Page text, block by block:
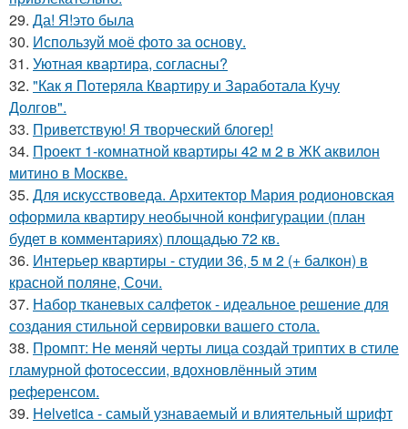
29. Да! Я!это была
30. Используй моё фото за основу.
31. Уютная квартира, согласны?
32. "Как я Потеряла Квартиру и Заработала Кучу
Долгов".
33. Приветствую! Я творческий блогер!
34. Проект 1-комнатной квартиры 42 м 2 в ЖК аквилон
митино в Москве.
35. Для искусствоведа. Архитектор Мария родионовская
оформила квартиру необычной конфигурации (план
будет в комментариях) площадью 72 кв.
36. Интерьер квартиры - студии 36, 5 м 2 (+ балкон) в
красной поляне, Сочи.
37. Набор тканевых салфеток - идеальное решение для
создания стильной сервировки вашего стола.
38. Промпт: Не меняй черты лица создай триптих в стиле
гламурной фотосессии, вдохновлённый этим
референсом.
39. Helvetica - самый узнаваемый и влиятельный шрифт